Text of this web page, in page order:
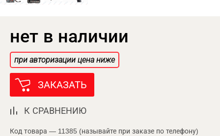
нет в наличии
при авторизации цена ниже
ЗАКАЗАТЬ
К СРАВНЕНИЮ
Код товара — 11385 (называйте при заказе по телефону)